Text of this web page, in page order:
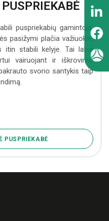
puspriekabių gamintoja.
pasižymi plačia važiuokle,
itin stabili kelyje. Tai labai
vairuojant ir iškrovimo
svorio santykis taip
PUSPRIEKABĖ